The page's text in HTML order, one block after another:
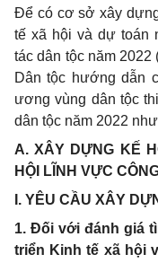
Để có cơ sở xây
tế xã hội và dự toán
tác dân tộc năm 2022
Dân tộc hướng dẫn
ương vùng dân tộc
dân tộc năm 2022
A. XÂY DỰNG KẾ
HỘI LĨNH VỰC
I. YÊU CẦU XÂY
1. Đối với đánh giá
triển Kinh tế xã hội